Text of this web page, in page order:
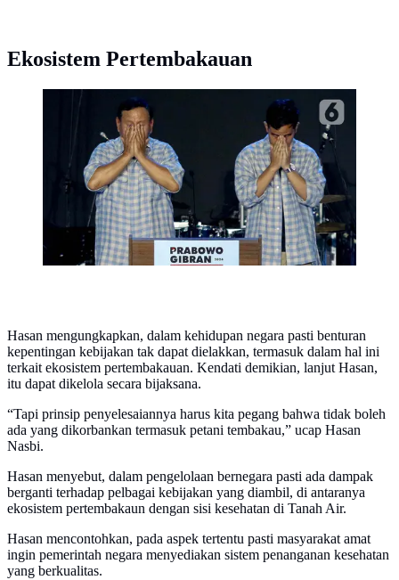
Ekosistem Pertembakauan
Dalam pidatonya Prabowo Subianto dan Rakabuming
Raka bersyukur atas hasil hitung cepat (quick count)
pemilu 2024. (Liputan6.com/Herman Zakharia)
Hasan mengungkapkan, dalam kehidupan negara pasti benturan
kepentingan kebijakan tak dapat dielakkan, termasuk dalam hal ini
terkait ekosistem pertembakauan. Kendati demikian, lanjut Hasan,
itu dapat dikelola secara bijaksana.
“Tapi prinsip penyelesaiannya harus kita pegang bahwa tidak boleh
ada yang dikorbankan termasuk petani tembakau,” ucap Hasan
Nasbi.
Hasan menyebut, dalam pengelolaan bernegara pasti ada dampak
berganti terhadap pelbagai kebijakan yang diambil, di antaranya
ekosistem pertembakaun dengan sisi kesehatan di Tanah Air.
Hasan mencontohkan, pada aspek tertentu pasti masyarakat amat
ingin pemerintah negara menyediakan sistem penanganan kesehatan
yang berkualitas.